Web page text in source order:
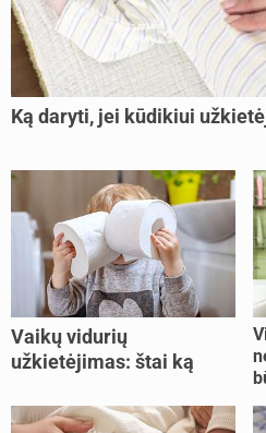
Ką daryti, jei kūdikiui
Vaikų vidurių
užkietėjimas: štai ką